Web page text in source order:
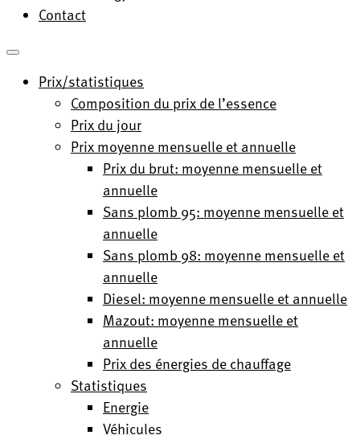
Contact
Prix/statistiques
Composition du prix de l’essence
Prix du jour
Prix moyenne mensuelle et annuelle
Prix du brut: moyenne mensuelle et
annuelle
Sans plomb 95: moyenne mensuelle et
annuelle
Sans plomb 98: moyenne mensuelle et
annuelle
Diesel: moyenne mensuelle et annuelle
Mazout: moyenne mensuelle et
annuelle
Prix des énergies de chauffage
Statistiques
Energie
Véhicules